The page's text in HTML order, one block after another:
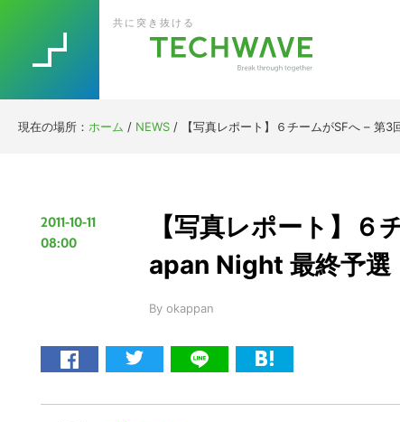
to
primary
to
main
to
primary
to
footer
共に突き抜ける
現在の場所： ホーム / NEWS / 【写真レポート】６チームがSFへ – 第3
2011-10-11
08:00
【写真レポート】
apan Night 最終予選
By okappan